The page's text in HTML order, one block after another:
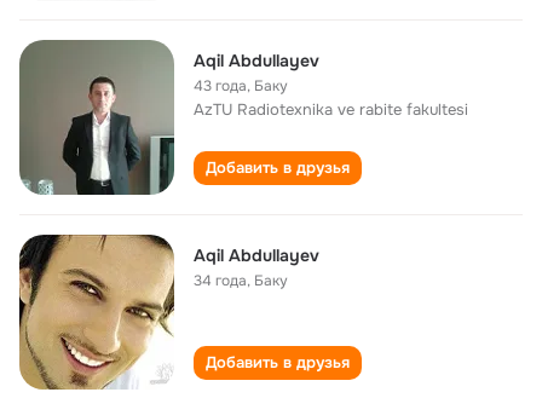
Aqil Abdullayev
43 года, Баку
AzTU Radiotexnika ve rabite fakultesi
Добавить в друзья
Aqil Abdullayev
34 года, Баку
Добавить в друзья